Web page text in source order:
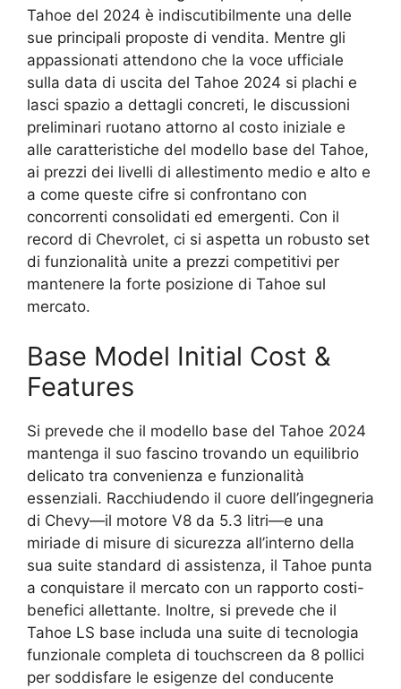
Tahoe del 2024 è indiscutibilmente una delle
sue principali proposte di vendita. Mentre gli
appassionati attendono che la voce ufficiale
sulla data di uscita del Tahoe 2024 si plachi e
lasci spazio a dettagli concreti, le discussioni
preliminari ruotano attorno al costo iniziale e
alle caratteristiche del modello base del Tahoe,
ai prezzi dei livelli di allestimento medio e alto e
a come queste cifre si confrontano con
concorrenti consolidati ed emergenti. Con il
record di Chevrolet, ci si aspetta un robusto set
di funzionalità unite a prezzi competitivi per
mantenere la forte posizione di Tahoe sul
mercato.
Base Model Initial Cost &
Features
Si prevede che il modello base del Tahoe 2024
mantenga il suo fascino trovando un equilibrio
delicato tra convenienza e funzionalità
essenziali. Racchiudendo il cuore dell’ingegneria
di Chevy—il motore V8 da 5.3 litri—e una
miriade di misure di sicurezza all’interno della
sua suite standard di assistenza, il Tahoe punta
a conquistare il mercato con un rapporto costi-
benefici allettante. Inoltre, si prevede che il
Tahoe LS base includa una suite di tecnologia
funzionale completa di touchscreen da 8 pollici
per soddisfare le esigenze del conducente